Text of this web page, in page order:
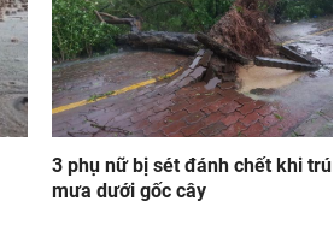
3 phụ nữ bị sét đánh chết khi trú
mưa dưới gốc cây